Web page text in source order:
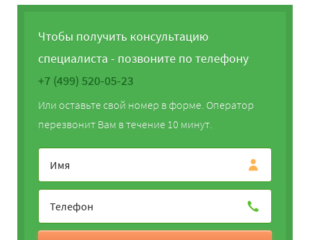
Чтобы получить консультацию
специалиста - позвоните по телефону
+7 (499) 520-05-23
Или оставьте свой номер в форме. Оператор
перезвонит Вам в течение 10 минут.